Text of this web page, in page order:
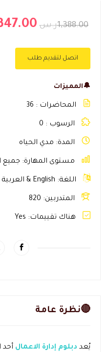
🔴نظرة عامة
يُعد دبلوم إدارة الاعمال أحد
1,388.00ر.س
اتصل لتقديم طلب
🔔المميزات
المحاضرات 36
الرسوب 0
المدة مدي الحياه
مستوى المهارة جميع
اللغة English & العربية
المتدربين 820
هناك تقييمات Yes